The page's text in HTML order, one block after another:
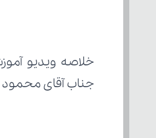
خلاصه ویدیو
جناب آقای محمود